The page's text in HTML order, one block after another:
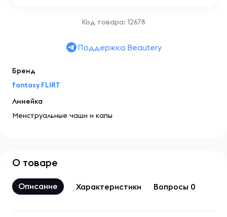
Код товара: 12678
Поддержка Beautery
Бренд
fantasy FLIRT
Линейка
Менструальные чаши и капы
О товаре
Описание Характеристики Вопросы 0